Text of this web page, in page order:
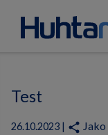
Test
26.10.2023 | share Jako